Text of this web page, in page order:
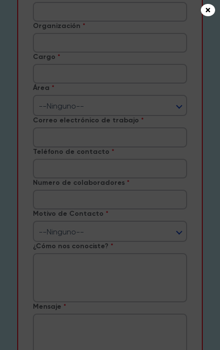
Organización
Cargo
Área
--Ninguno--
Correo electrónico de trabajo
Teléfono de contacto
Numero de colaboradores
Motivo de Contacto
--Ninguno--
¿Cómo nos conociste?
Mensaje